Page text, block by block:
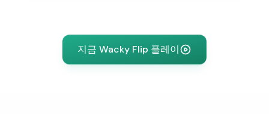
지금 Wacky Flip 플레이